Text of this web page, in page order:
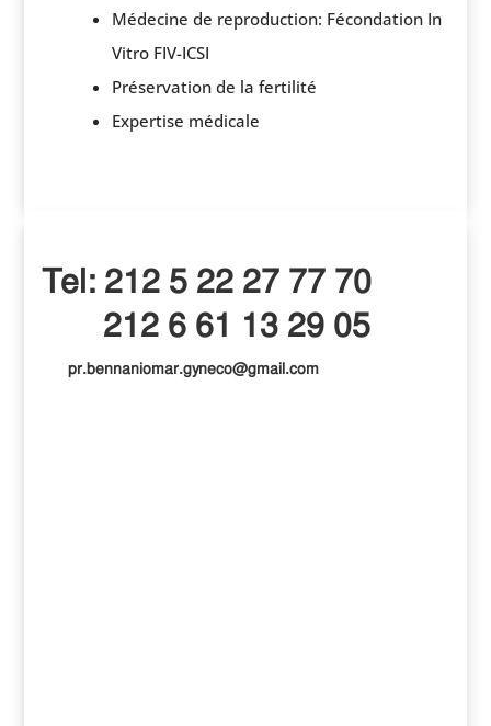
Médecine de reproduction: Fécondation In
Vitro FIV-ICSI
Préservation de la fertilité
Expertise médicale
Tel: 212 5 22 27 77 70
212 6 61 13 29 05
pr.bennaniomar.gyneco@gmail.com